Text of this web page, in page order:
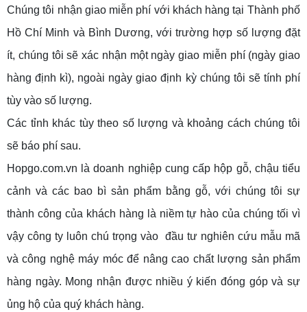
Chúng tôi nhận giao miễn phí với khách hàng tại Thành phố
Hồ Chí Minh và Bình Dương, với trường hợp số lượng đặt
ít, chúng tôi sẽ xác nhận một ngày giao miễn phí (ngày giao
hàng định kì), ngoài ngày giao định kỳ chúng tôi sẽ tính phí
tùy vào số lượng.
Các tỉnh khác tùy theo số lượng và khoảng cách chúng tôi
sẽ báo phí sau.
Hopgo.com.vn là doanh nghiệp cung cấp hộp gỗ, chậu tiểu
cảnh và các bao bì sản phẩm bằng gỗ, với chúng tôi sự
thành công của khách hàng là niềm tự hào của chúng tối vì
vậy công ty luôn chú trọng vào đầu tư nghiên cứu mẫu mã
và công nghệ máy móc để nâng cao chất lượng sản phẩm
hàng ngày. Mong nhận được nhiều ý kiến đóng góp và sự
ủng hộ của quý khách hàng.